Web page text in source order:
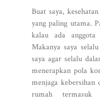
Buat saya,
yang paling utama.
kalau ada
Makanya saya
saya agar selalu
menerapkan pola
menjaga kebersihan
rumah termasuk